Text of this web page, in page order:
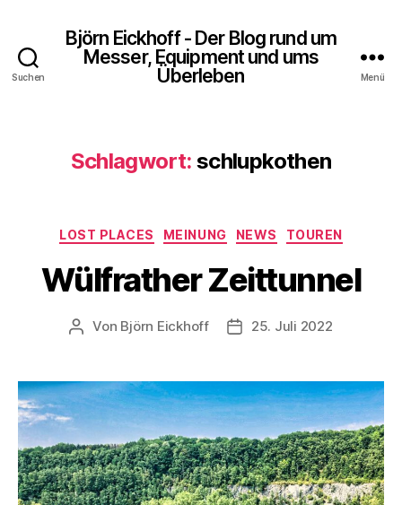
Suchen
Björn Eickhoff - Der Blog rund um
Messer, Equipment und ums
Überleben
Menü
Schlagwort: schlupkothen
Kategorien
LOST PLACES MEINUNG NEWS TOUREN
Wülfrather Zeittunnel
Beitragsautor
Von Björn Eickhoff Veröffentlichungsdatum
25. Juli 2022